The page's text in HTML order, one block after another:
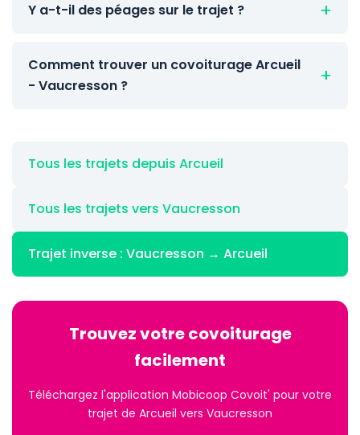
Y a-t-il des péages sur le trajet ?
Comment trouver un covoiturage Arcueil
- Vaucresson ?
Tous les trajets depuis Arcueil
Tous les trajets vers Vaucresson
Trajet inverse : Vaucresson → Arcueil
Trouvez votre covoiturage
facilement
Téléchargez l'application Mobicoop Covoit' pour votre
trajet de Arcueil vers Vaucresson